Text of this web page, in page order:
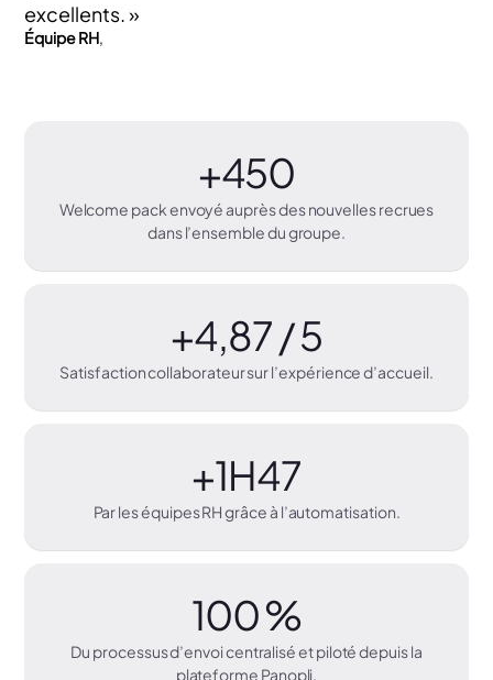
excellents. »
Équipe RH,
+450
Welcome pack envoyé auprès des nouvelles recrues
dans l’ensemble du groupe.
+4,87 / 5
Satisfaction collaborateur sur l’expérience d’accueil.
+1H47
Par les équipes RH grâce à l’automatisation.
100 %
Du processus d’envoi centralisé et piloté depuis la
plateforme Panopli.